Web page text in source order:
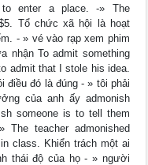
enter a place. -» The
Tổ chức xã hội là hoạt
- » vé vào rạp xem phim
nhận To admit something
admit that I stole his idea.
điều đó là đúng - » tôi phải
của anh ấy admonish
someone is to tell them
The teacher admonished
class. Khiển trách một ai
thái độ của họ - » người